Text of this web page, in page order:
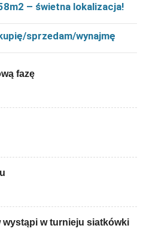
– świetna lokalizacja!
sprzedam/wynajmę
fazę
wystąpi w turnieju siatkówki